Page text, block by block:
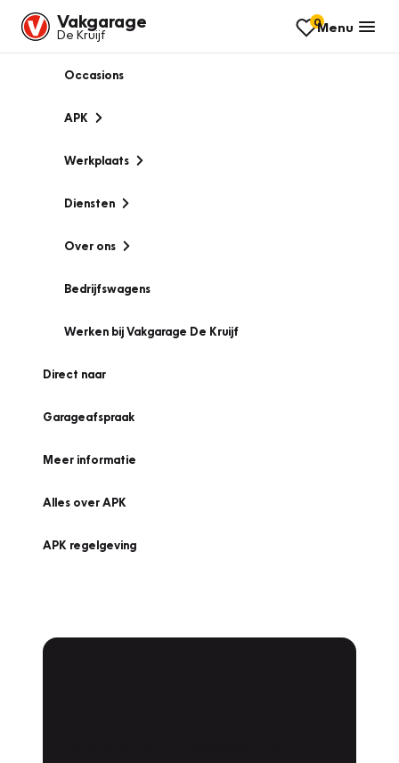
Vakgarage
De Kruijf
0Menu
Occasions
APK
Werkplaats
Diensten
Over ons
Bedrijfswagens
Werken bij Vakgarage De Kruijf
Direct naar
Garageafspraak
Meer informatie
Alles over APK
APK regelgeving